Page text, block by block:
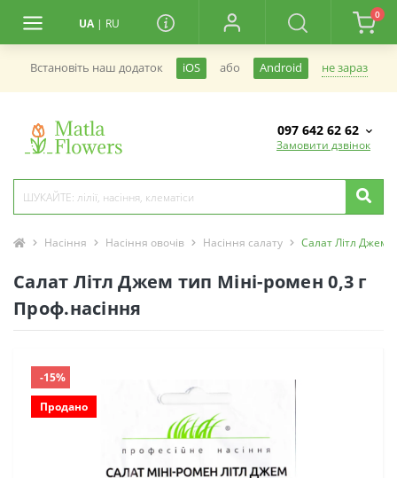
UA | RU
0
Встановiть наш додаток iOS або Android не зараз
097 642 62 62
Замовити дзвінок
Насіння Насіння овочів Насіння салату Салат Літл Джем
Салат Літл Джем тип Міні-ромен 0,3 г
Проф.насіння
-15%
Продано